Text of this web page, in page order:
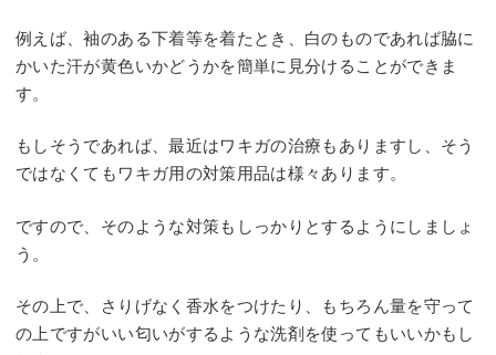
例えば、袖のある下着等を着たとき、白のものであれば脇に
かいた汗が黄色いかどうかを簡単に見分けることができま
す。
もしそうであれば、最近はワキガの治療もありますし、そう
ではなくてもワキガ用の対策用品は様々あります。
ですので、そのような対策もしっかりとするようにしましょ
う。
その上で、さりげなく香水をつけたり、もちろん量を守って
の上ですがいい匂いがするような洗剤を使ってもいいかもし